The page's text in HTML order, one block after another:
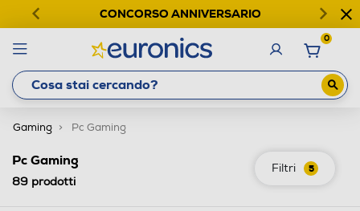
CONCORSO ANNIVERSARIO
0
Gaming Pc Gaming
Filtri 5
Pc Gaming
89 prodotti